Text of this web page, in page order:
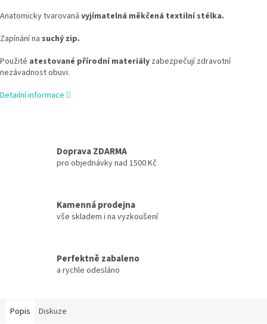
Anatomicky tvarovaná vyjímatelná měkčená textilní stélka.
Zapínání na suchý zip.
Použité atestované přírodní materiály zabezpečují zdravotní
nezávadnost obuvi.
Detailní informace
Doprava ZDARMA
pro objednávky nad 1500 Kč
Kamenná prodejna
vše skladem i na vyzkoušení
Perfektně zabaleno
a rychle odesláno
Popis Diskuze